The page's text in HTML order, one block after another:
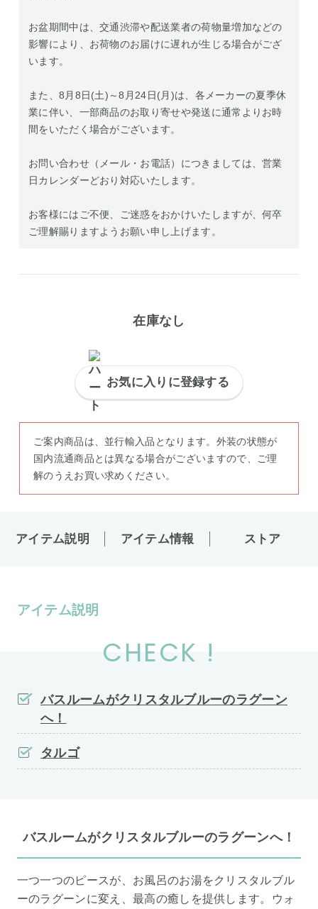
お盆期間中は、交通渋滞や配送業者の荷物量増加などの
影響により、お荷物のお届けに遅れが生じる場合がござ
います。
また、8月8日(土)～8月24日(月)は、各メーカーの夏季休
業に伴い、一部商品のお取り寄せや発送に通常よりお時
間をいただく場合がございます。
お問い合わせ（メール・お電話）につきましては、営業
日カレンダーどおり対応いたします。
お客様にはご不便、ご迷惑をおかけいたしますが、何卒
ご理解賜りますようお願い申し上げます。
在庫なし
お気に入りに登録する
ご案内商品は、並行輸入品となります。外装の状態が
国内流通商品とは異なる場合がございますので、ご理
解のうえお買い求めください。
アイテム説明 アイテム情報 ストア
アイテム説明
CHECK !
バスルームがクリスタルブルーのラグーン
へ！
タルゴ
バスルームがクリスタルブルーのラグーンへ！
一つ一つのピースが、お風呂のお湯をクリスタルブル
ーのラグーンに変え、最高の癒しを提供します。ウォ